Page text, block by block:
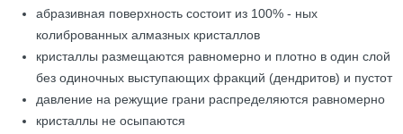
абразивная поверхность состоит из 100% - ных
колиброванных алмазных кристаллов
кристаллы размещаются равномерно и плотно в один слой
без одиночных выступающих фракций (дендритов) и пустот
давление на режущие грани распределяются равномерно
кристаллы не осыпаются